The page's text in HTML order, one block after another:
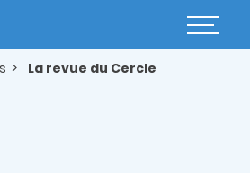
Basculer
La revue du Cercle